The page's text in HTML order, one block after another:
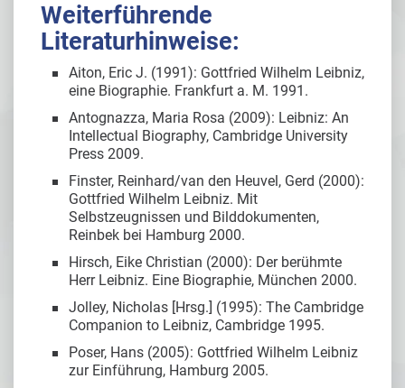
Weiterführende
Literaturhinweise:
Aiton, Eric J. (1991): Gottfried Wilhelm Leibniz,
eine Biographie. Frankfurt a. M. 1991.
Antognazza, Maria Rosa (2009): Leibniz: An
Intellectual Biography, Cambridge University
Press 2009.
Finster, Reinhard/van den Heuvel, Gerd (2000):
Gottfried Wilhelm Leibniz. Mit
Selbstzeugnissen und Bilddokumenten,
Reinbek bei Hamburg 2000.
Hirsch, Eike Christian (2000): Der berühmte
Herr Leibniz. Eine Biographie, München 2000.
Jolley, Nicholas [Hrsg.] (1995): The Cambridge
Companion to Leibniz, Cambridge 1995.
Poser, Hans (2005): Gottfried Wilhelm Leibniz
zur Einführung, Hamburg 2005.